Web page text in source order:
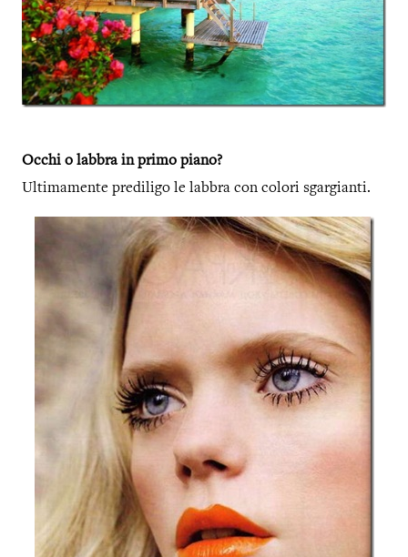
Occhi o labbra in primo piano?
Ultimamente prediligo le labbra con colori sgargianti.